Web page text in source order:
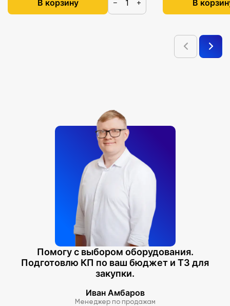
В корзину − + В
Помогу с выбором оборудования.
Подготовлю КП по ваш бюджет и ТЗ для
закупки.
Иван Амбаров
Менеджер по продажам